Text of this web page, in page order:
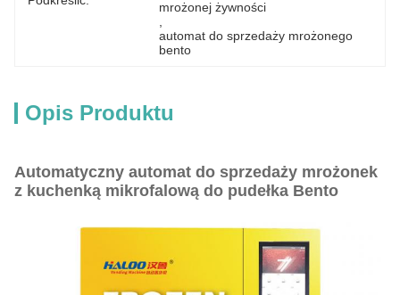
mrożonej żywności
automat do sprzedaży mrożonego
bento
Opis Produktu
Automatyczny automat do sprzedaży mrożonek
z kuchenką mikrofalową do pudełka Bento